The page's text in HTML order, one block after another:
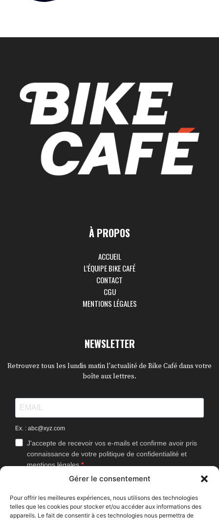
Gérer le consentement
Pour offrir les meilleures expériences, nous utilisons des technologies
telles que les cookies pour stocker et/ou accéder aux informations des
appareils. Le fait de consentir à ces technologies nous permettra de
À PROPOS
ACCUEIL
L’ÉQUIPE BIKE CAFÉ
CONTACT
CGU
MENTIONS LÉGALES
NEWSLETTER
Retrouvez tous les lundis matin l'actualité de Bike Café dans votre
boîte aux lettres.
Ex. : abc@xyz.com
J'accepte de recevoir vos e-mails et confirme avoir pris
connaissance de votre politique de confidentialité et
mentions légales.
Vous pouvez vous désinscrire à tout moment en cliquant sur le lien
J'accepte que Bike Café mesure l'ouverture des